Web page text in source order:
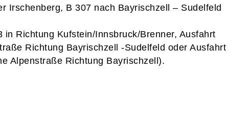
Irschenberg, B 307 nach Bayrischzell – Sudelfeld
in Richtung Kufstein/Innsbruck/Brenner, Ausfahrt
Richtung Bayrischzell -Sudelfeld oder Ausfahrt
Alpenstraße Richtung Bayrischzell).